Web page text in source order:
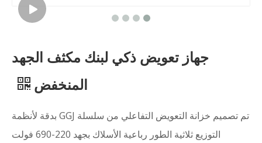
جهاز تعويض ذكي لبنك مكثف الجهد
المنخفض
تم تصميم خزانة التعويض التفاعلي من سلسلة GGJ بدقة لأنظمة
التوزيع ثلاثية الطور رباعية الأسلاك بجهد 220-690 فولت